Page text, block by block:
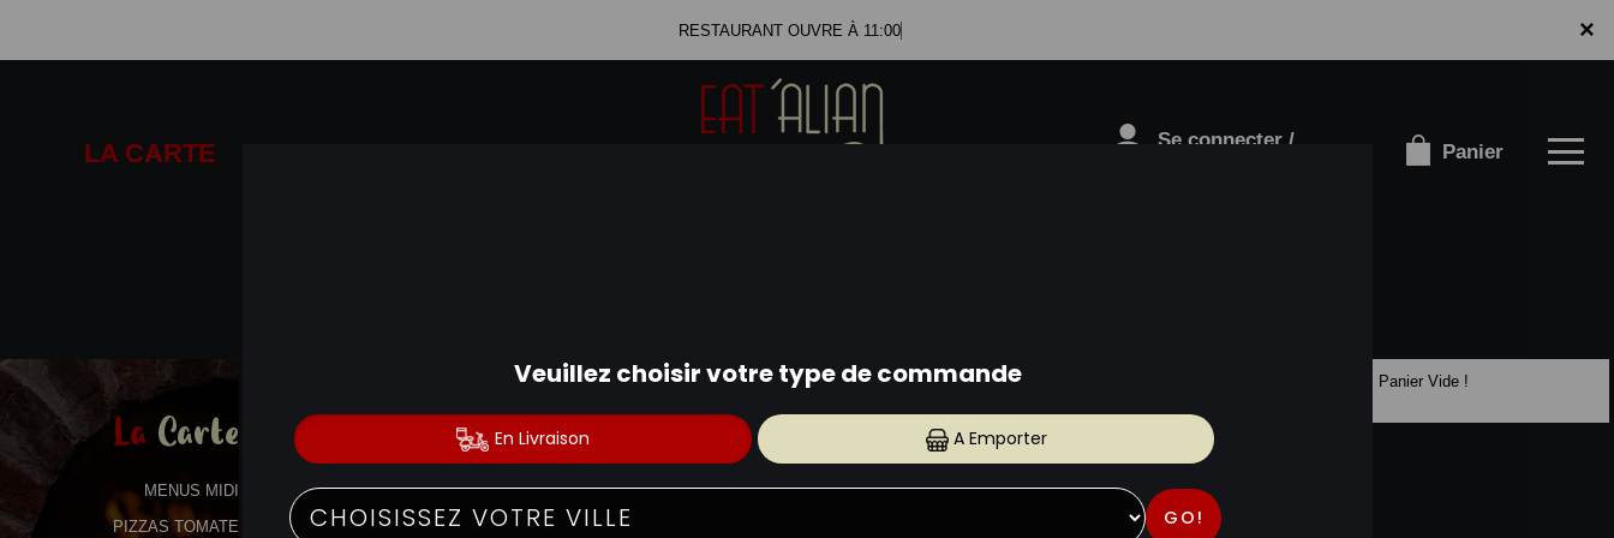
×
RESTAURANT OUVRE À 11:00
LA CARTE
Se connecter /
Panier
La Carte
MENUS MIDI
PIZZAS TOMATE
MENUS MIDI Panier Vide !